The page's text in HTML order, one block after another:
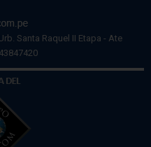
Santa Raquel II Etapa - Ate